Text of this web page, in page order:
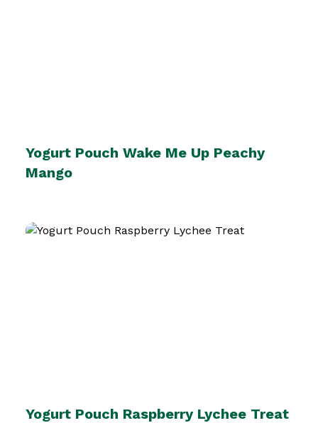
Yogurt Pouch Wake Me Up Peachy
Mango
Yogurt Pouch Raspberry Lychee Treat